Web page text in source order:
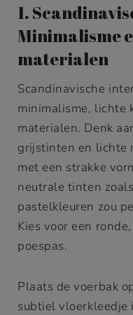
1.
Minimalisme
materialen
Scandinavische
minimalisme, lichte
materialen. Denk
grijstinten en lichte
met een strakke
neutrale tinten
pastelkleuren zou
Kies voor een
poespas.
Plaats de voerbak
subtiel vloerkleedje